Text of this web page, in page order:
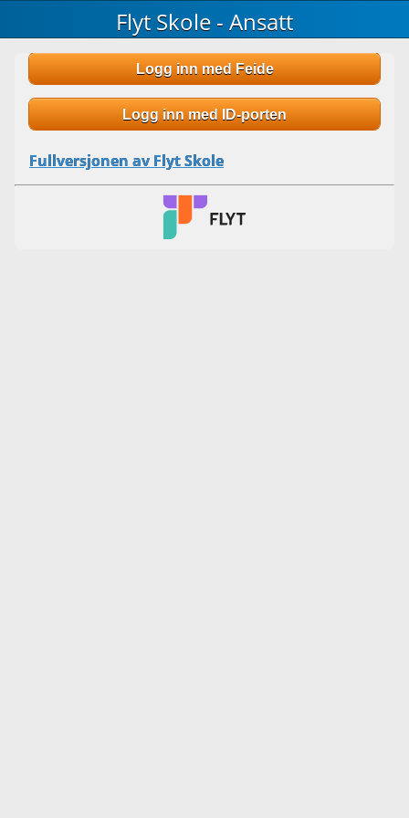
Flyt Skole - Ansatt
Logg inn med Feide
Logg inn med ID-porten
Fullversjonen av Flyt Skole